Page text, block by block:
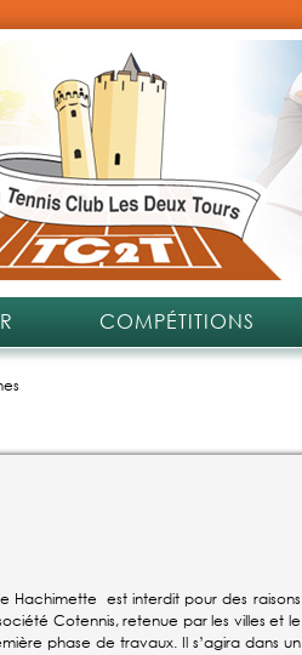
COMPÉTITIONS
Hachimette est interdit pour des raisons
Cotennis, retenue par les villes et le
phase de travaux. Il s’agira dans un